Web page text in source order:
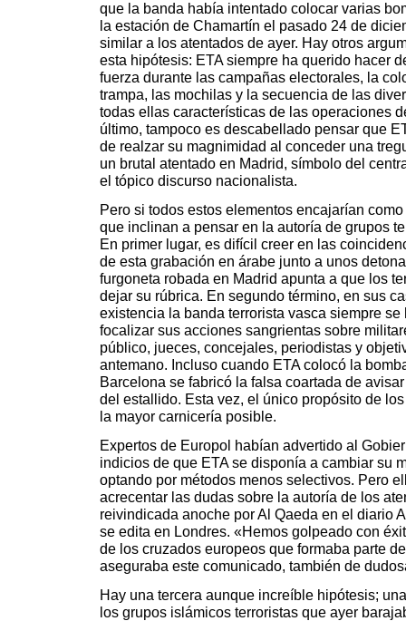
que la banda había intentado colocar varias
la estación de Chamartín el pasado 24 de
similar a los atentados de ayer. Hay otros
esta hipótesis: ETA siempre ha querido hacer
fuerza durante las campañas electorales, la
trampa, las mochilas y la secuencia de las
todas ellas características de las operaciones
último, tampoco es descabellado pensar que
de realzar su magnimidad al conceder una
un brutal atentado en Madrid, símbolo del
el tópico discurso nacionalista.
Pero si todos estos elementos encajarían
que inclinan a pensar en la autoría de grupos
En primer lugar, es difícil creer en las
de esta grabación en árabe junto a unos
furgoneta robada en Madrid apunta a que los
dejar su rúbrica. En segundo término, en sus
existencia la banda terrorista vasca siempre se
focalizar sus acciones sangrientas sobre
público, jueces, concejales, periodistas y
antemano. Incluso cuando ETA colocó la
Barcelona se fabricó la falsa coartada de
del estallido. Esta vez, el único propósito de
la mayor carnicería posible.
Expertos de Europol habían advertido al
indicios de que ETA se disponía a cambiar su
optando por métodos menos selectivos. Pero
acrecentar las dudas sobre la autoría de los
reivindicada anoche por Al Qaeda en el diario
se edita en Londres. «Hemos golpeado con
de los cruzados europeos que formaba parte
aseguraba este comunicado, también de
Hay una tercera aunque increíble hipótesis;
los grupos islámicos terroristas que ayer